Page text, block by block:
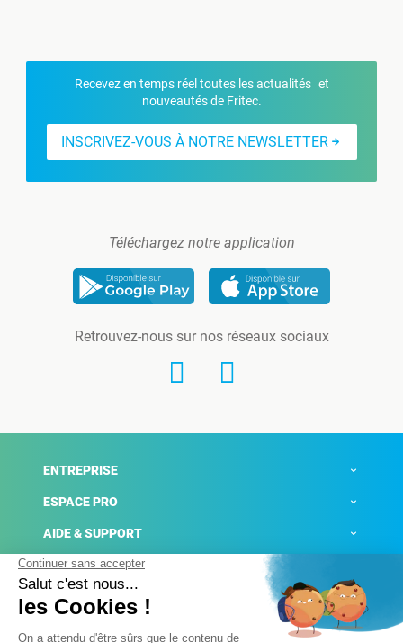
Recevez en temps réel toutes les actualités et
nouveautés de Fritec.
INSCRIVEZ-VOUS À NOTRE NEWSLETTER
Téléchargez notre application
Retrouvez-nous sur nos réseaux sociaux
ENTREPRISE
ESPACE PRO
AIDE & SUPPORT
ACTUALITÉS